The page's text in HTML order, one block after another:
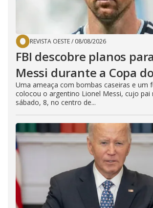
REVISTA OESTE/ 08/08/2026
FBI descobre planos
Messi durante a Copa
Uma ameaça com bombas caseiras e um
colocou o argentino Lionel Messi, cujo pai
sábado, 8, no centro de...